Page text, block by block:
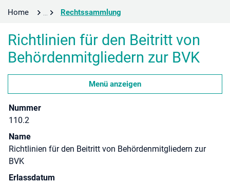
Home Rechtssammlung
Richtlinien für den Beitritt von
Behördenmitgliedern zur BVK
Menü anzeigen
Nummer
110.2
Name
Richtlinien für den Beitritt von Behördenmitgliedern zur
BVK
Erlassdatum